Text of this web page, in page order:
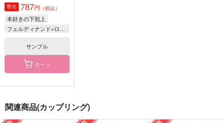
祥成園
990円（税込）
風化風葬
専売 787円 （税込）
本好きの下剋上
フェルディナンド×ローゼマイン
サンプル
カート
関連商品(カップリング)